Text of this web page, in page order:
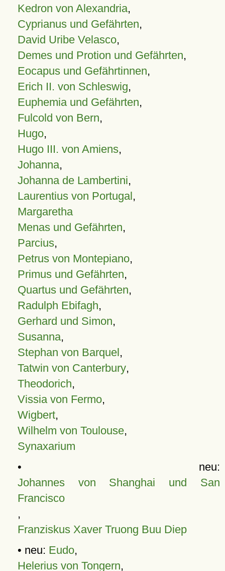
Kedron von Alexandria,
Cyprianus und Gefährten,
David Uribe Velasco,
Demes und Protion und Gefährten,
Eocapus und Gefährtinnen,
Erich II. von Schleswig,
Euphemia und Gefährten,
Fulcold von Bern,
Hugo,
Hugo III. von Amiens,
Johanna,
Johanna de Lambertini,
Laurentius von Portugal,
Margaretha
Menas und Gefährten,
Parcius,
Petrus von Montepiano,
Primus und Gefährten,
Quartus und Gefährten,
Radulph Ebifagh,
Gerhard und Simon,
Susanna,
Stephan von Barquel,
Tatwin von Canterbury,
Theodorich,
Vissia von Fermo,
Wigbert,
Wilhelm von Toulouse,
Synaxarium
• neu:
Johannes von Shanghai und San
Francisco
,
Franziskus Xaver Truong Buu Diep
• neu: Eudo,
Helerius von Tongern,